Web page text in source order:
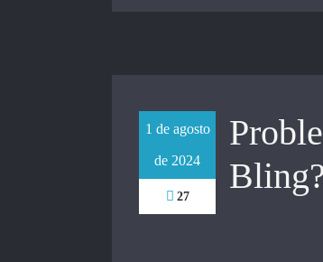
1 de agosto
de 2024
27
Bling?